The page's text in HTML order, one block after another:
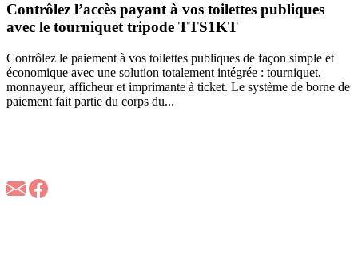
Contrôlez l’accès payant à vos toilettes publiques
avec le tourniquet tripode TTS1KT
Contrôlez le paiement à vos toilettes publiques de façon simple et
économique avec une solution totalement intégrée : tourniquet,
monnayeur, afficheur et imprimante à ticket. Le système de borne de
paiement fait partie du corps du...